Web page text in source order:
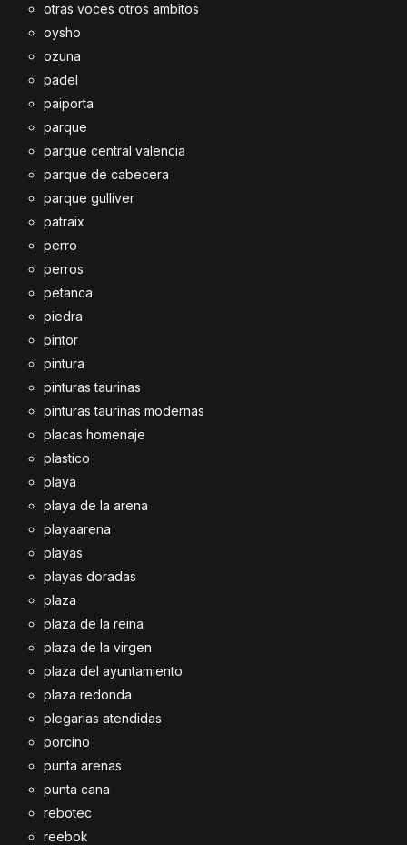
otras voces otros ambitos
oysho
ozuna
padel
paiporta
parque
parque central valencia
parque de cabecera
parque gulliver
patraix
perro
perros
petanca
piedra
pintor
pintura
pinturas taurinas
pinturas taurinas modernas
placas homenaje
plastico
playa
playa de la arena
playaarena
playas
playas doradas
plaza
plaza de la reina
plaza de la virgen
plaza del ayuntamiento
plaza redonda
plegarias atendidas
porcino
punta arenas
punta cana
rebotec
reebok